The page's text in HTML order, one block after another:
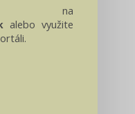
na
alebo využite